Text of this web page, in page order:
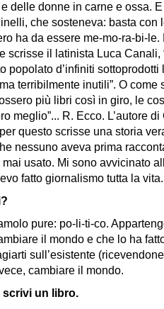
delle donne in carne e ossa.
che sosteneva: basta con
ha da essere me-mo-ra-bi-le.
scrisse il latinista Luca Canali,
popolato d’infiniti sottoprodotti
terribilmente inutili”. O come
più libri così in giro, le
meglio”... R. Ecco. L’autore
questo scrisse una storia
nessuno aveva prima
usato. Mi sono avvicinato
fatto giornalismo tutta la vita.
pure: po-li-ti-co.
il mondo e che lo ha
sull’esistente
cambiare il mondo.
scrivi un libro.